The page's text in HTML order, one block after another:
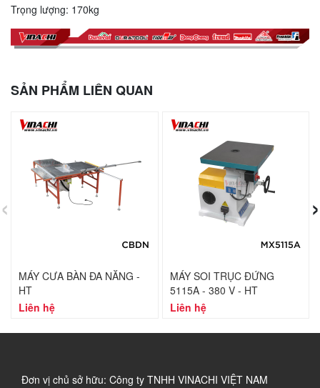
Trọng lượng: 170kg
SẢN PHẨM LIÊN QUAN
MÁY CƯA BÀN ĐA NĂNG -
HT
Liên hệ
MÁY SOI TRỤC ĐỨNG
5115A - 380 V - HT
Liên hệ
‹ ›
Đơn vị chủ sở hữu: Công ty TNHH VINACHI VIỆT NAM